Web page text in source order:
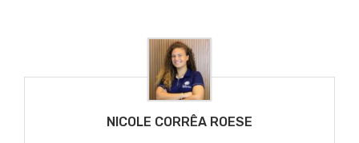
NICOLE CORRÊA ROESE